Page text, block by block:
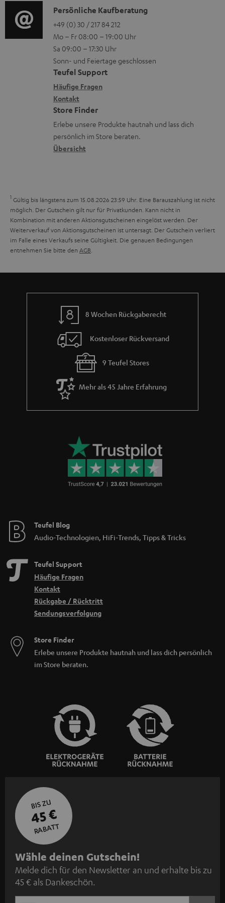
n
m
V
e
r
s
a
n
d
e
n
z
u
r
G
a
r
a
n
e
g
e
r
ä
t
e
R
c
k
m
e
i
o
-
L
e
x
i
k
o
n
K
o
n
t
a
k
t
d
a
t
Persönliche Kaufberatung
+49 (0) 30 / 217 84 212
Mo – Fr 08:00 – 19:00 Uhr
Sa 09:00 – 17:30 Uhr
Sonn- und Feiertage geschlossen
Teufel Support
Häufige Fragen
Kontakt
Store Finder
Erlebe unsere Produkte hautnah und lass dich
persönlich im Store beraten.
Übersicht
1 Gültig bis längstens zum 15.08.2026 23:59 Uhr. Eine Barauszahlung ist nicht
möglich. Der Gutschein gilt nur für Privatkunden. Kann nicht in
Kombination mit anderen Aktionsgutscheinen eingelöst werden. Der
Weiterverkauf von Aktionsgutscheinen ist untersagt. Der Gutschein verliert
im Falle eines Verkaufs seine Gültigkeit. Die genauen Bedingungen
entnehmen Sie bitte den AGB
8 Wochen Rückgaberecht
Kostenloser Rückversand
9 Teufel Stores
Mehr als 45 Jahre Erfahrung
Teufel Blog
Audio-Technologien, HiFi-Trends, Tipps & Tricks
Teufel Support
Häufige Fragen
Kontakt
Rückgabe / Rücktritt
Sendungsverfolgung
Store Finder
Erlebe unsere Produkte hautnah und lass dich persönlich
im Store beraten.
BIS ZU
45 €
RABATT
N
e
w
Wähle deinen Gutschein!
Melde dich für den Newsletter an und erhalte bis zu
45 € als Dankeschön.